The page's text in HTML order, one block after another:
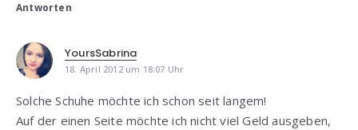
Antworten
YoursSabrina
18. April 2012 um 18:07 Uhr
Solche Schuhe möchte ich schon seit langem!
Auf der einen Seite möchte ich nicht viel Geld ausgeben,